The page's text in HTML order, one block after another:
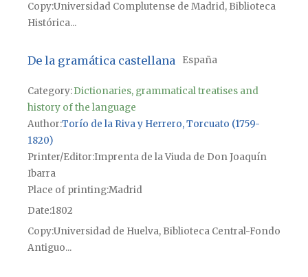
CopyUniversidad Complutense de Madrid, Biblioteca
Histórica...
De la gramática castellana España
Category:Dictionaries, grammatical treatises and
history of the language
Author Torío de la Riva y Herrero, Torcuato (1759-
1820)
Printer/Editor Imprenta de la Viuda de Don Joaquín
Ibarra
Place of printingMadrid
Date1802
CopyUniversidad de Huelva, Biblioteca Central-Fondo
Antiguo...